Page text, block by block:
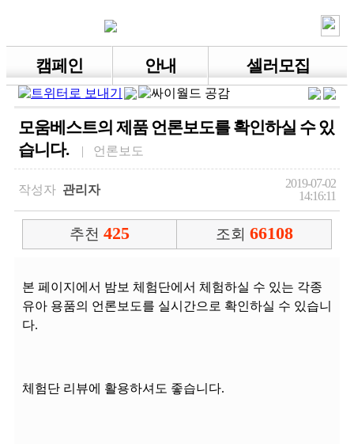
캠페인 안내 셀러모집
모움베스트의 제품 언론보도를 확인하실 수 있
습니다.
| 언론보도
작성자 관리자
2019-07-02
14:16:11
추천 425 조회 66108
본 페이지에서 밤보 체험단에서 체험하실 수 있는 각종
유아 용품의 언론보도를 실시간으로 확인하실 수 있습니
다.
체험단 리뷰에 활용하셔도 좋습니다.